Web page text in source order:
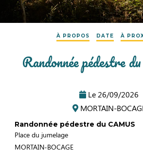
À PROPOS DATE À
Randonnée pédestre
Le 26/09/2026
MORTAIN-
Randonnée pédestre du CAMUS
Place du jumelage
MORTAIN-BOCAGE